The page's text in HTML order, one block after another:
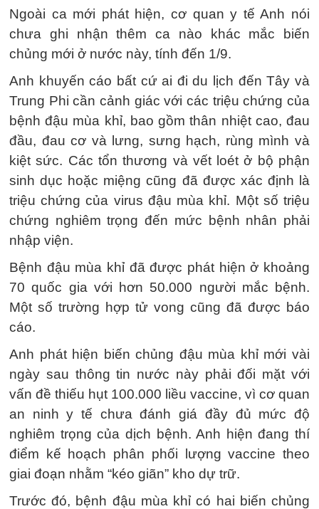
Ngoài ca mới phát hiện, cơ quan y tế Anh nói
chưa ghi nhận thêm ca nào khác mắc biến
chủng mới ở nước này, tính đến 1/9.
Anh khuyến cáo bất cứ ai đi du lịch đến Tây và
Trung Phi cần cảnh giác với các triệu chứng của
bệnh đậu mùa khỉ, bao gồm thân nhiệt cao, đau
đầu, đau cơ và lưng, sưng hạch, rùng mình và
kiệt sức. Các tổn thương và vết loét ở bộ phận
sinh dục hoặc miệng cũng đã được xác định là
triệu chứng của virus đậu mùa khỉ. Một số triệu
chứng nghiêm trọng đến mức bệnh nhân phải
nhập viện.
Bệnh đậu mùa khỉ đã được phát hiện ở khoảng
70 quốc gia với hơn 50.000 người mắc bệnh.
Một số trường hợp tử vong cũng đã được báo
cáo.
Anh phát hiện biến chủng đậu mùa khỉ mới vài
ngày sau thông tin nước này phải đối mặt với
vấn đề thiếu hụt 100.000 liều vaccine, vì cơ quan
an ninh y tế chưa đánh giá đầy đủ mức độ
nghiêm trọng của dịch bệnh. Anh hiện đang thí
điểm kế hoạch phân phối lượng vaccine theo
giai đoạn nhằm “kéo giãn” kho dự trữ.
Trước đó, bệnh đậu mùa khỉ có hai biến chủng